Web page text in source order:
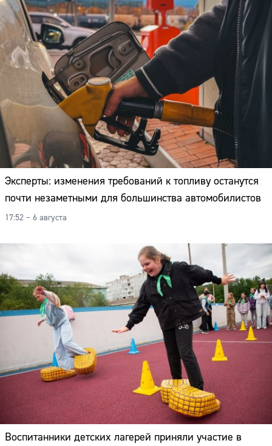
Эксперты: изменения требований к топливу останутся
почти незаметными для большинства автомобилистов
17:52 – 6 августа
Воспитанники детских лагерей приняли участие в